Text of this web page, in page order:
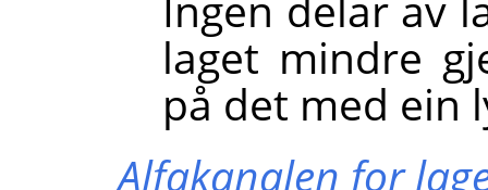
laget mindre
på det med ein
Alfakanalen for